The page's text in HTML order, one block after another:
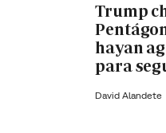
Trump
hayan
para
David Alandete